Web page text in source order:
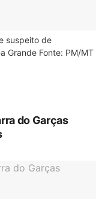
suspeito de
Grande Fonte: PM/MT
do Garças